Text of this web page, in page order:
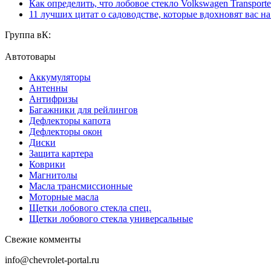
Как определить, что лобовое стекло Volkswagen
11 лучших цитат о садоводстве, которые вдохновят вас
Группа вК:
Автотовары
Аккумуляторы
Антенны
Антифризы
Багажники для рейлингов
Дефлекторы капота
Дефлекторы окон
Диски
Защита картера
Коврики
Магнитолы
Масла трансмиссионные
Моторные масла
Щетки лобового стекла спец.
Щетки лобового стекла универсальные
Свежие комменты
info@chevrolet-portal.ru